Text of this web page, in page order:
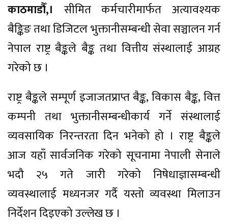
काठमाडौँ,। सीमित कर्मचारीमार्फत अत्यावश्यक
बैङ्किङ तथा डिजिटल भुक्तानीसम्बन्धी सेवा सञ्चालन गर्न
नेपाल राष्ट्र बैङ्कले बैङ्क तथा वित्तीय संस्थालाई आग्रह
गरेको छ ।
राष्ट्र बैङ्कले सम्पूर्ण इजाजतप्राप्त बैङ्क, विकास बैङ्क, वित्त
कम्पनी तथा भुक्तानीसम्बन्धीकार्य गर्ने संस्थालाई
व्यवसायिक निरन्तरता दिन भनेको हो । राष्ट्र बैङ्कले
आज यहाँ सार्वजनिक गरेको सूचनामा नेपाली सेनाले
भदौ २५ गते जारी गरेको निषेधाज्ञासम्बन्धी
व्यवस्थालाई मध्यनजर गर्दै यस्तो व्यवस्था मिलाउन
निर्देशन दिइएको उल्लेख छ ।